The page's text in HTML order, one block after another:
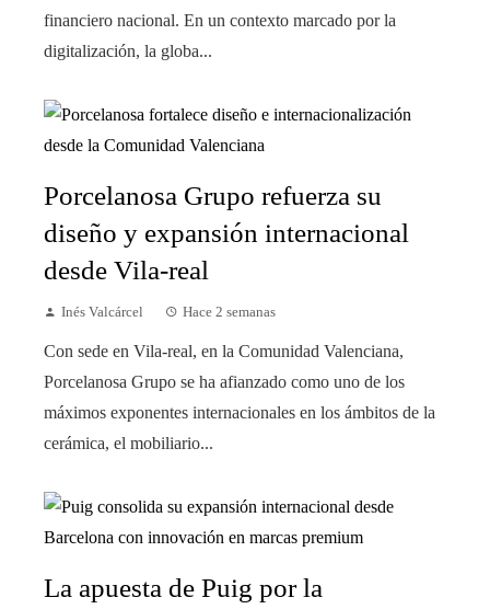
financiero nacional. En un contexto marcado por la
digitalización, la globa...
Porcelanosa Grupo refuerza su
diseño y expansión internacional
desde Vila-real
Inés Valcárcel Hace 2 semanas
Con sede en Vila-real, en la Comunidad Valenciana,
Porcelanosa Grupo se ha afianzado como uno de los
máximos exponentes internacionales en los ámbitos de la
cerámica, el mobiliario...
La apuesta de Puig por la